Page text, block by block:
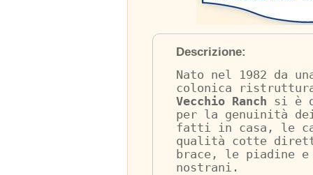
Descrizione:
Nato nel 1982 da
colonica
Vecchio Ranch si è
per la genuinità
fatti in casa, le
qualità cotte
brace, le
nostrani.